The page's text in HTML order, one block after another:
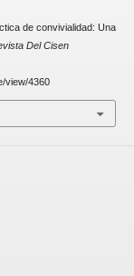
de convivialidad: Una
Del Cisen
view/4360